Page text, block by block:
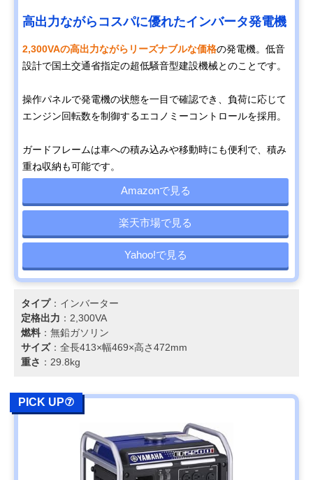
高出力ながらコスパに優れたインバータ発電機
2,300VAの高出力ながらリーズナブルな価格の発電機。低音
設計で国土交通省指定の超低騒音型建設機械とのことです。
操作パネルで発電機の状態を一目で確認でき、負荷に応じて
エンジン回転数を制御するエコノミーコントロールを採用。
ガードフレームは車への積み込みや移動時にも便利で、積み
重ね収納も可能です。
Amazonで見る
楽天市場で見る
Yahoo!で見る
タイプ：インバーター
定格出力 ：2,300VA
燃料 ：無鉛ガソリン
サイズ：全長413×幅469×高さ472mm
重さ ：29.8kg
PICK UP⑦